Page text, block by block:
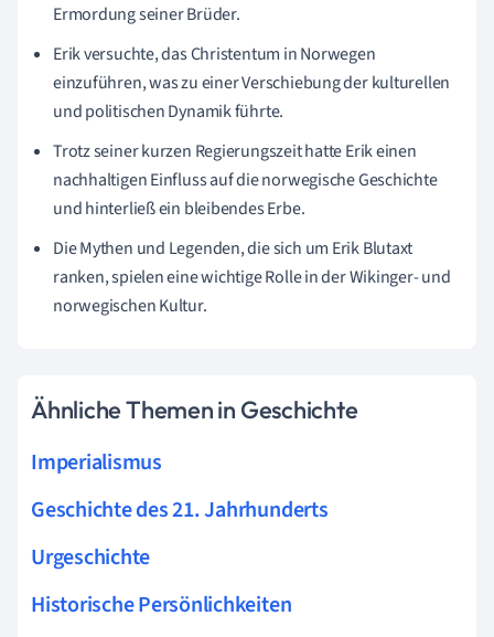
Ermordung seiner Brüder.
Erik versuchte, das Christentum in Norwegen
einzuführen, was zu einer Verschiebung der kulturellen
und politischen Dynamik führte.
Trotz seiner kurzen Regierungszeit hatte Erik einen
nachhaltigen Einfluss auf die norwegische Geschichte
und hinterließ ein bleibendes Erbe.
Die Mythen und Legenden, die sich um Erik Blutaxt
ranken, spielen eine wichtige Rolle in der Wikinger- und
norwegischen Kultur.
Ähnliche Themen in Geschichte
Imperialismus
Geschichte des 21. Jahrhunderts
Urgeschichte
Historische Persönlichkeiten